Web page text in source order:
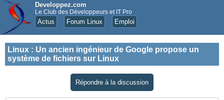
Developpez.com
Le Club des Développeurs et IT Pro
Actus Forum Linux Emploi
Linux : Un ancien ingénieur de Google propose un
système de fichiers sur Linux
Répondre à la discussion